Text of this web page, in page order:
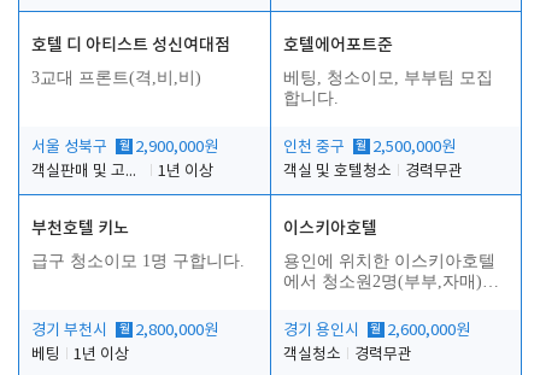
호텔 디 아티스트 성신여대점
3교대 프론트(격,비,비)
서울 성북구 월 2,900,000원
객실판매 및 고객응대
1년 이상
호텔에어포트준
베팅, 청소이모, 부부팀 모집
합니다.
인천 중구 월 2,500,000원
객실 및 호텔청소
경력무관
부천호텔 키노
급구 청소이모 1명 구합니다.
경기 부천시 월 2,800,000원
베팅
1년 이상
이스키아호텔
용인에 위치한 이스키아호텔
에서 청소원2명(부부,자매)을
경기 용인시
월 2,600,000원
객실청소
경력무관